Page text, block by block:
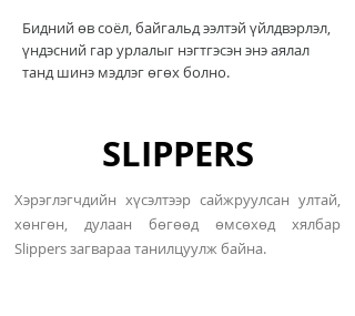
Бидний өв соёл, байгальд ээлтэй үйлдвэрлэл,
үндэсний гар урлалыг нэгтгэсэн энэ аялал
танд шинэ мэдлэг өгөх болно.
SLIPPERS
Хэрэглэгчдийн хүсэлтээр сайжруулсан ултай,
хөнгөн, дулаан бөгөөд өмсөхөд хялбар
Slippers загвараа танилцуулж байна.